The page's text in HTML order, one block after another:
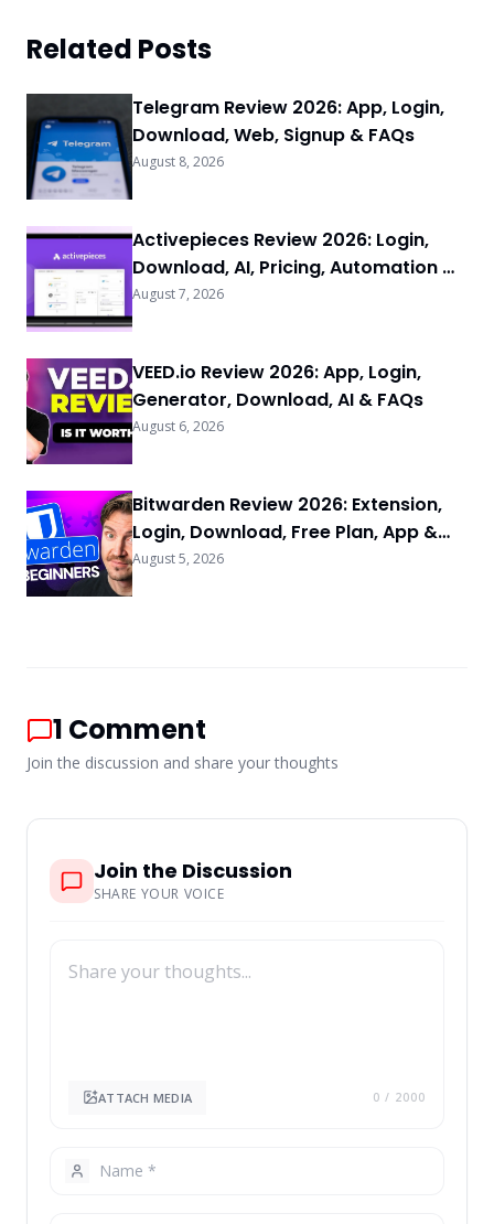
Related Posts
Telegram Review 2026: App, Login,
Download, Web, Signup & FAQs
August 8, 2026
Activepieces Review 2026: Login,
Download, AI, Pricing, Automation &
FAQs
August 7, 2026
VEED.io Review 2026: App, Login,
Generator, Download, AI & FAQs
August 6, 2026
Bitwarden Review 2026: Extension,
Login, Download, Free Plan, App &
FAQs
August 5, 2026
1 Comment
Join the discussion and share your thoughts
Join the Discussion
SHARE YOUR VOICE
ATTACH MEDIA 0 / 2000